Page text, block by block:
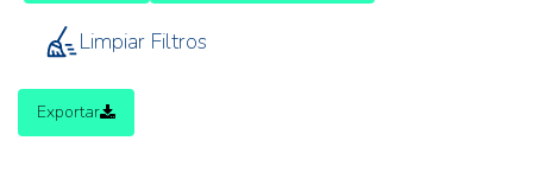
Limpiar Filtros
Exportar